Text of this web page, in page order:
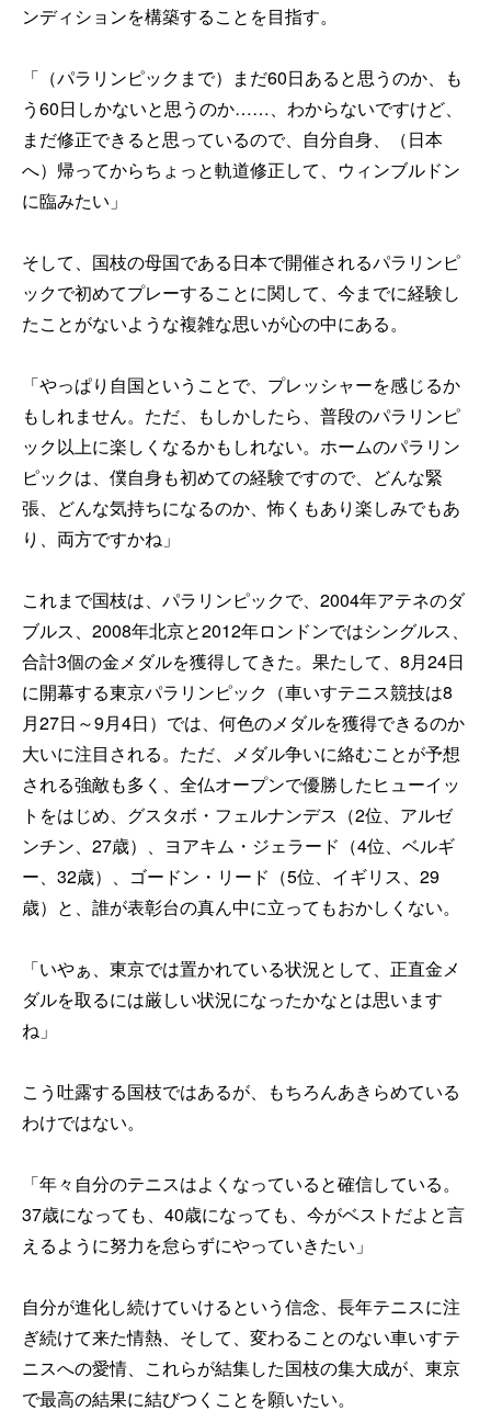
ンディションを構築することを目指す。
「（パラリンピックまで）まだ60日あると思うのか、も
う60日しかないと思うのか……、わからないですけど、
まだ修正できると思っているので、自分自身、（日本
へ）帰ってからちょっと軌道修正して、ウィンブルドン
に臨みたい」
そして、国枝の母国である日本で開催されるパラリンピ
ックで初めてプレーすることに関して、今までに経験し
たことがないような複雑な思いが心の中にある。
「やっぱり自国ということで、プレッシャーを感じるか
もしれません。ただ、もしかしたら、普段のパラリンピ
ック以上に楽しくなるかもしれない。ホームのパラリン
ピックは、僕自身も初めての経験ですので、どんな緊
張、どんな気持ちになるのか、怖くもあり楽しみでもあ
り、両方ですかね」
これまで国枝は、パラリンピックで、2004年アテネのダ
ブルス、2008年北京と2012年ロンドンではシングルス、
合計3個の金メダルを獲得してきた。果たして、8月24日
に開幕する東京パラリンピック（車いすテニス競技は8
月27日～9月4日）では、何色のメダルを獲得できるのか
大いに注目される。ただ、メダル争いに絡むことが予想
される強敵も多く、全仏オープンで優勝したヒューイッ
トをはじめ、グスタボ・フェルナンデス（2位、アルゼ
ンチン、27歳）、ヨアキム・ジェラード（4位、ベルギ
ー、32歳）、ゴードン・リード（5位、イギリス、29
歳）と、誰が表彰台の真ん中に立ってもおかしくない。
「いやぁ、東京では置かれている状況として、正直金メ
ダルを取るには厳しい状況になったかなとは思います
ね」
こう吐露する国枝ではあるが、もちろんあきらめている
わけではない。
「年々自分のテニスはよくなっていると確信している。
37歳になっても、40歳になっても、今がベストだよと言
えるように努力を怠らずにやっていきたい」
自分が進化し続けていけるという信念、長年テニスに注
ぎ続けて来た情熱、そして、変わることのない車いすテ
ニスへの愛情、これらが結集した国枝の集大成が、東京
で最高の結果に結びつくことを願いたい。